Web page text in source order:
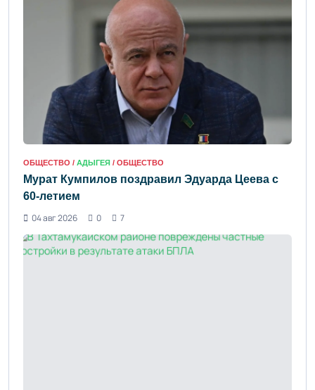
ОБЩЕСТВО / АДЫГЕЯ / ОБЩЕСТВО
Мурат Кумпилов поздравил Эдуарда Цеева с
60-летием
04 авг 2026
0 7